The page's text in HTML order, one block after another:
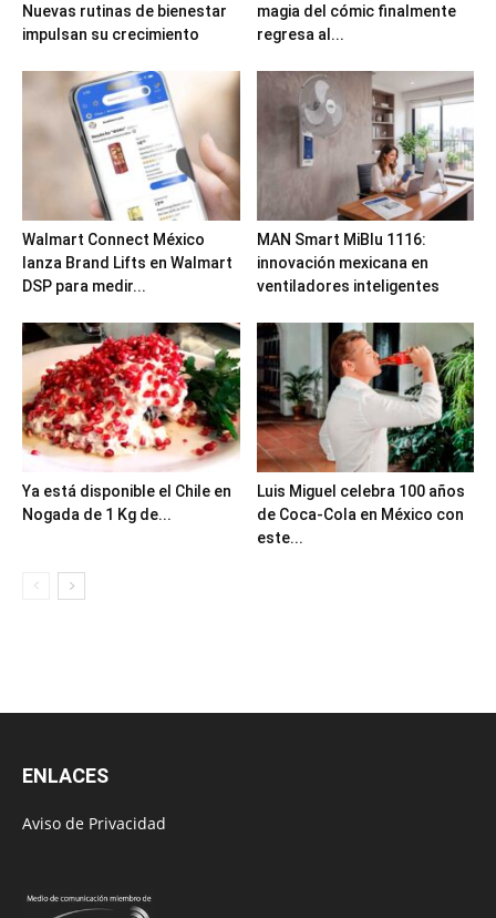
Nuevas rutinas de bienestar
impulsan su crecimiento
magia del cómic finalmente
regresa al...
Walmart Connect México
lanza Brand Lifts en Walmart
DSP para medir...
MAN Smart MiBlu 1116:
innovación mexicana en
ventiladores inteligentes
Ya está disponible el Chile en
Nogada de 1 Kg de...
Luis Miguel celebra 100 años
de Coca-Cola en México con
este...
ENLACES
Aviso de Privacidad